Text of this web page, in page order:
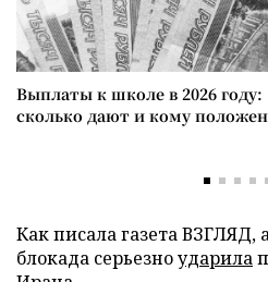
Выплаты к школе в 2026 году:
сколько дают и кому
Как писала газета ВЗГЛЯД,
блокада серьезноударила